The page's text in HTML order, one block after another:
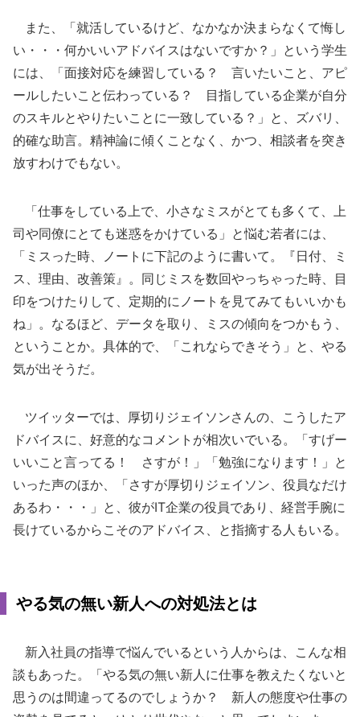
また、「就活しているけど、なかなか決まらなくて悔し
い・・・何かいいアドバイスはないですか？」という学生
には、「面接対応を練習している？ 言いたいこと、アピ
ールしたいこと伝わっている？ 目指している企業が自分
のスキルとやりたいことに一致している？」と、ズバリ、
的確な助言。精神論に傾くことなく、かつ、相談者を突き
放すわけでもない。
「仕事をしている上で、小さなミスがとても多くて、上
司や同僚にとても迷惑をかけている」と悩む若者には、
「ミスった時、ノートに下記のように書いて。『日付、ミ
ス、理由、改善策』。同じミスを数回やっちゃった時、目
印をつけたりして、定期的にノートを見てみてもいいかも
ね」。なるほど、データを取り、ミスの傾向をつかもう、
ということか。具体的で、「これならできそう」と、やる
気が出そうだ。
ツイッターでは、厚切りジェイソンさんの、こうしたア
ドバイスに、好意的なコメントが相次いでいる。「すげー
いいこと言ってる！ さすが！」「勉強になります！」と
いった声のほか、「さすが厚切りジェイソン、役員なだけ
あるわ・・・」と、彼がIT企業の役員であり、経営手腕に
長けているからこそのアドバイス、と指摘する人もいる。
やる気の無い新人への対処法とは
新入社員の指導で悩んでいるという人からは、こんな相
談もあった。「やる気の無い新人に仕事を教えたくないと
思うのは間違ってるのでしょうか？ 新人の態度や仕事の